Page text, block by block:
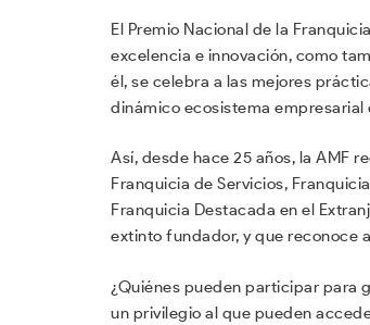
El Premio Nacional de la
excelencia e innovación, como
él, se celebra a las mejores
dinámico ecosistema empresarial
Así, desde hace 25 años, la AMF
Franquicia de Servicios,
Franquicia Destacada en el
extinto fundador, y que reconoce
¿Quiénes pueden participar para
un privilegio al que pueden